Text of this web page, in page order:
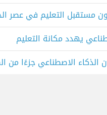
يهدد مكانة التعليم